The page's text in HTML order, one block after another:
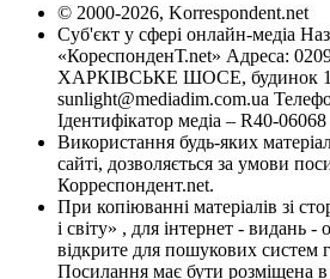
© 2000-2026, Korrespondent.net
Суб'єкт у сфері онлайн-медіа
«КореспонденТ.net» Адреса:
ХАРКІВСЬКЕ ШОСЕ, будинок
sunlight@mediadim.com.ua
Ідентифікатор медіа – R40-06068
Використання будь-яких
сайті, дозволяється за умови
Корреспондент.net.
При копіюванні матеріалів зі
і світу» , для інтернет - видань -
відкрите для пошукових систем
Посилання має бути розміщена в